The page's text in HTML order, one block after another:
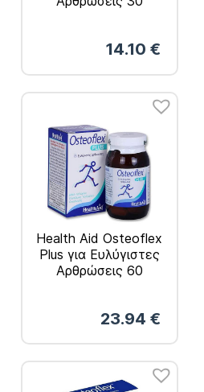
14.10 €
Health Aid Osteoflex
Plus για Ευλύγιστες
Αρθρώσεις 60
23.94 €